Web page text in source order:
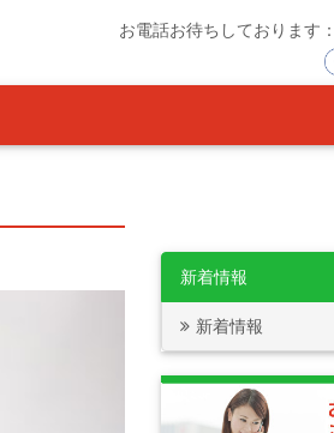
お電話お待ちしております：
新着情報
新着情報